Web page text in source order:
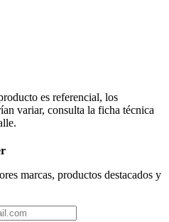
es referencial, los
variar, consulta la ficha técnica
marcas, productos destacados y